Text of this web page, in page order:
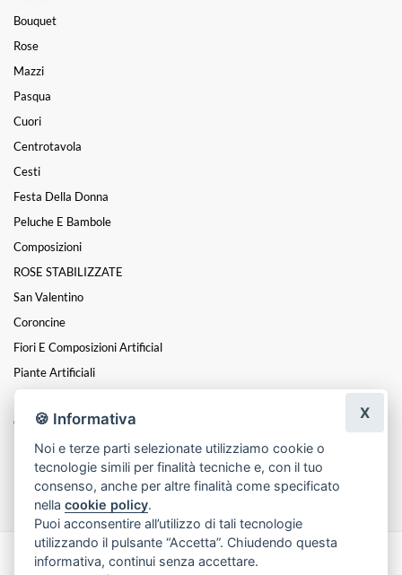
Bouquet
Rose
Mazzi
Pasqua
Cuori
Centrotavola
Cesti
Festa Della Donna
Peluche E Bambole
Composizioni
ROSE STABILIZZATE
San Valentino
Coroncine
Fiori E Composizioni Artificial
Piante Artificiali
Funebre
Oggettistica E Accessori
MATRIMONIO E CERIMONIE
Natale
Made with byInfoser.it- Realizzazione Siti ecommerce per Fioristi
🍪 Informativa
Noi e terze parti selezionate utilizziamo cookie o
tecnologie simili per finalità tecniche e, con il tuo
consenso, anche per altre finalità come specificato
nellacookie policy.
Puoi acconsentire all’utilizzo di tali tecnologie
utilizzando il pulsante “Accetta”. Chiudendo questa
informativa, continui senza accettare.
X